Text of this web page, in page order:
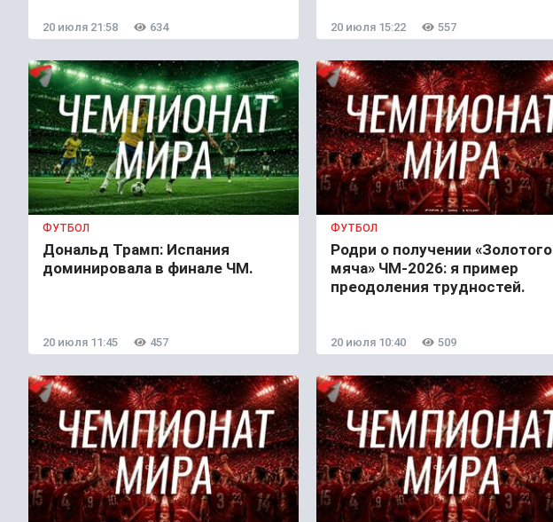
20 июля 21:58 634 20 июля 15:22 557
ФУТБОЛ
Дональд Трамп: Испания
доминировала в финале ЧМ.
20 июля 11:45 457
ФУТБОЛ
Родри о получении «Золотого
мяча» ЧМ-2026: я пример
преодоления трудностей.
20 июля 10:40 509